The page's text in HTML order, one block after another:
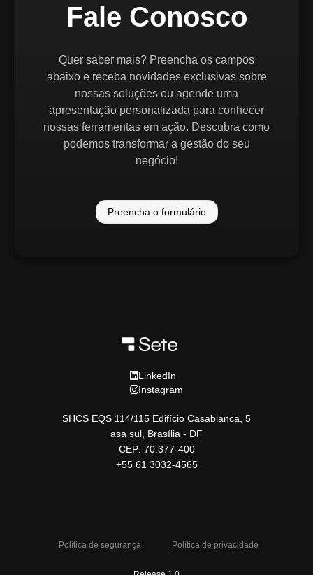
Fale Conosco
Quer saber mais? Preencha os campos
abaixo e receba novidades exclusivas sobre
nossas soluções ou agende uma
apresentação personalizada para conhecer
nossas ferramentas em ação. Descubra como
podemos transformar a gestão do seu
negócio!
Preencha o formulário
LinkedIn
Instagram
SHCS EQS 114/115 Edifício Casablanca, 5
asa sul, Brasília - DF
CEP: 70.377-400
+55 61 3032-4565
Política de segurança Política de privacidade